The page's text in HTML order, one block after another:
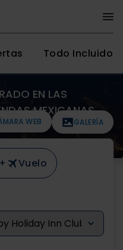
Todo Incluido
EN LAS
MEXICANAS
WEB GALERÍA
+ Vuelo